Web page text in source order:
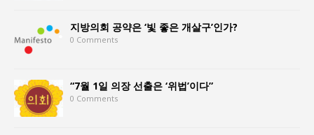
지방의회 공약은 ‘빛 좋은 개살구’인가?
0 Comments
“7월 1일 의장 선출은 ‘위법’이다”
0 Comments